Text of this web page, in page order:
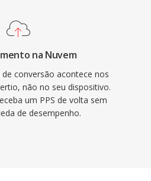
na Nuvem
conversão acontece nos
não no seu dispositivo.
um PPS de volta sem
de desempenho.